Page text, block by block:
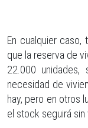
En cualquier
que la reserva de
22.000 unidades,
necesidad de
hay, pero en otros
el stock seguirá sin